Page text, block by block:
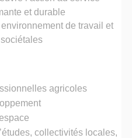
et durable
de travail et
agricoles
collectivités locales,